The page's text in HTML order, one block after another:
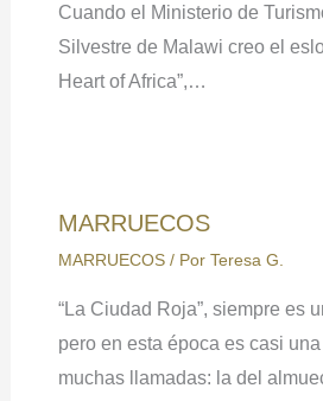
Cuando el Ministerio de
Silvestre de Malawi creo el
Heart of Africa”,…
MARRUECOS
MARRUECOS/ Por Teresa G.
“La Ciudad Roja”, siempre es
pero en esta época es casi
muchas llamadas: la del